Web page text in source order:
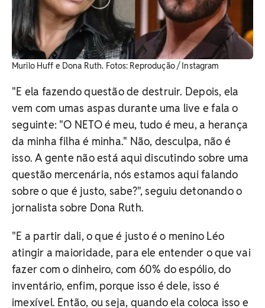
Murilo Huff e Dona Ruth. ​Fotos: Reprodução / Instagram
"E ela fazendo questão de destruir. Depois, ela
vem com umas aspas durante uma live e fala o
seguinte: "O NETO é meu, tudo é meu, a herança
da minha filha é minha." Não, desculpa, não é
isso. A gente não está aqui discutindo sobre uma
questão mercenária, nós estamos aqui falando
sobre o que é justo, sabe?", seguiu detonando o
jornalista sobre Dona Ruth.
"E a partir dali, o que é justo é o menino Léo
atingir a maioridade, para ele entender o que vai
fazer com o dinheiro, com 60% do espólio, do
inventário, enfim, porque isso é dele, isso é
imexível. Então, ou seja, quando ela coloca isso e